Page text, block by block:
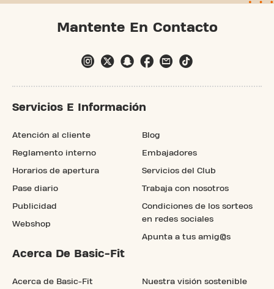
Mantente En Contacto
Servicios E Información
Atención al cliente
Reglamento interno
Horarios de apertura
Pase diario
Publicidad
Webshop
Blog
Embajadores
Servicios del Club
Trabaja con nosotros
Condiciones de los sorteos
en redes sociales
Apunta a tus amig@s
Acerca De Basic-Fit
Acerca de Basic-Fit Nuestra visión sostenible